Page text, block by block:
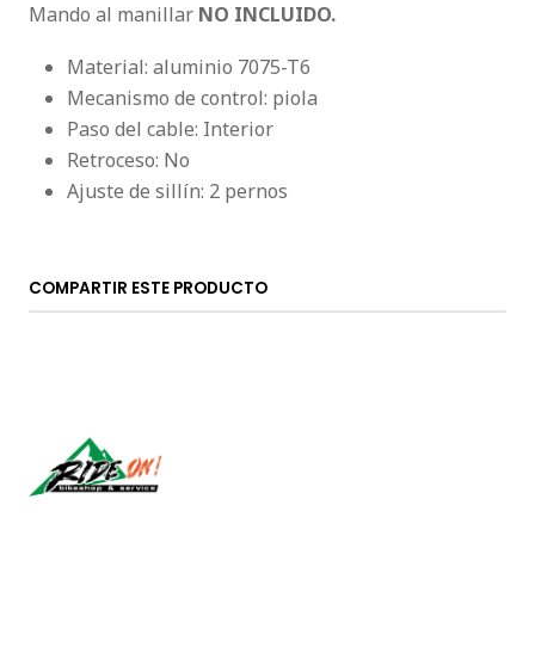
Mando al manillar NO INCLUIDO.
Material: aluminio 7075-T6
Mecanismo de control: piola
Paso del cable: Interior
Retroceso: No
Ajuste de sillín: 2 pernos
COMPARTIR ESTE PRODUCTO